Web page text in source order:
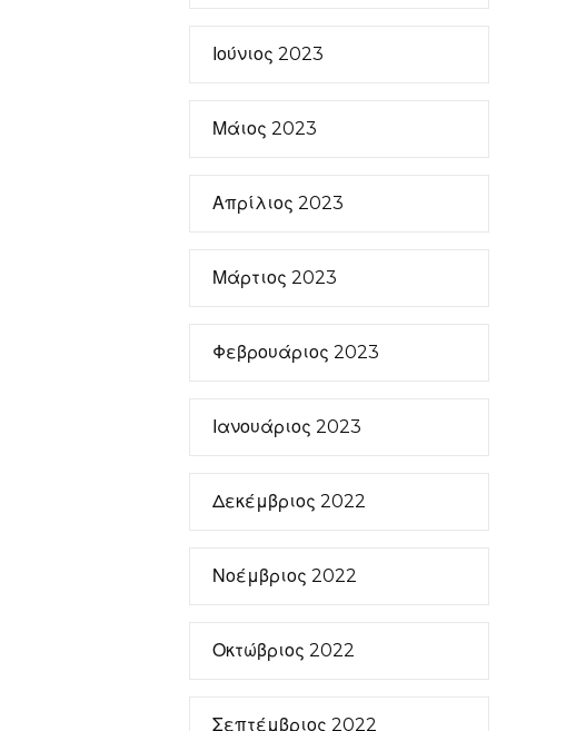
Ιούνιος 2023
Μάιος 2023
Απρίλιος 2023
Μάρτιος 2023
Φεβρουάριος 2023
Ιανουάριος 2023
Δεκέμβριος 2022
Νοέμβριος 2022
Οκτώβριος 2022
Σεπτέμβριος 2022